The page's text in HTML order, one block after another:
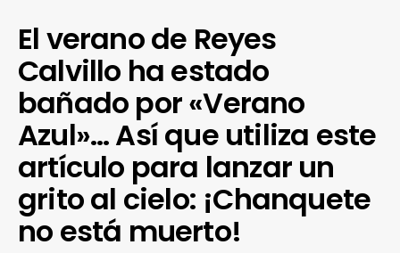
El verano de Reyes
Calvillo ha estado
bañado por «Verano
Azul»… Así que utiliza este
artículo para lanzar un
grito al cielo: ¡Chanquete
no está muerto!